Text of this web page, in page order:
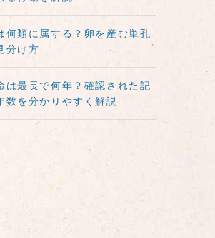
何類に属する？卵を産む単孔
分け方
は最長で何年？確認された記
数を分かりやすく解説